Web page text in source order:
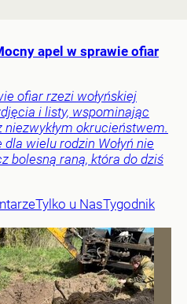
apel w sprawie ofiar
ofiar rzezi wołyńskiej
i listy, wspominając
okrucieństwem.
wielu rodzin Wołyń nie
bolesną raną, która do dziś
Tylko u NasTygodnik